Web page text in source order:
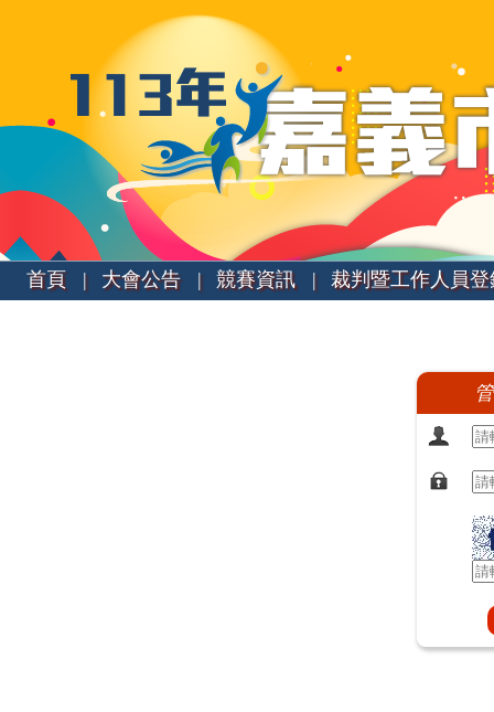
首頁 | 大會公告 | 競賽資訊 | 裁判暨工作人員